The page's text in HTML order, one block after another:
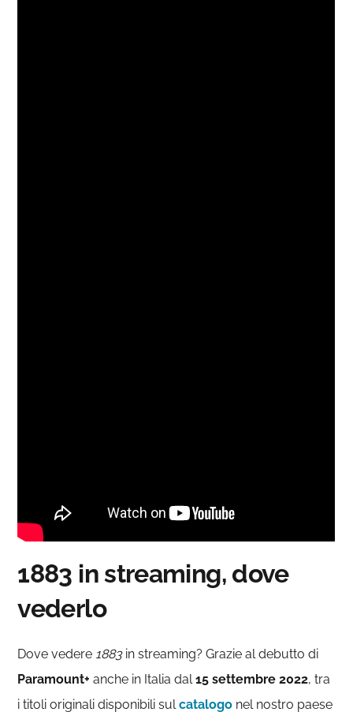
1883 in streaming, dove
vederlo
Dove vedere 1883 in streaming? Grazie al debutto di
Paramount+ anche in Italia dal15 settembre 2022, tra
i titoli originali disponibili sulcatalogo nel nostro paese